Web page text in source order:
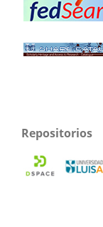
Repositorios